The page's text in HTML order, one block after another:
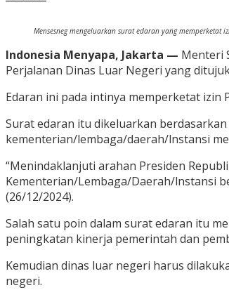
Mensesneg mengeluarkan surat edaran yang
Indonesia Menyapa, Jakarta — Menteri
Perjalanan Dinas Luar Negeri yang
Edaran ini pada intinya memperketat izin
Surat edaran itu dikeluarkan
kementerian/lembaga/daerah/lnstansi
“Menindaklanjuti arahan Presiden
Kementerian/Lembaga/Daerah/lnstansi
(26/12/2024).
Salah satu poin dalam surat edaran itu
peningkatan kinerja pemerintah dan
Kemudian dinas luar negeri harus
negeri.